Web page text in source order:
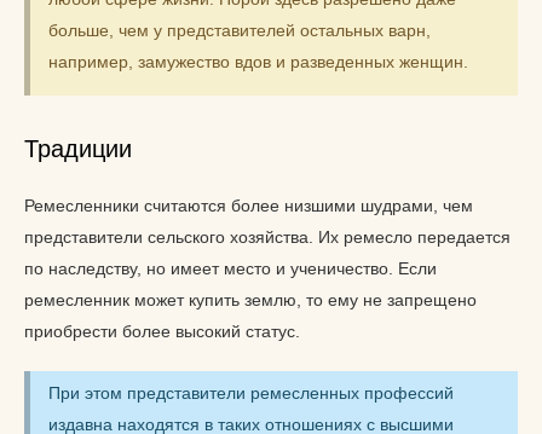
больше, чем у представителей остальных варн,
например, замужество вдов и разведенных женщин.
Традиции
Ремесленники считаются более низшими шудрами, чем
представители сельского хозяйства. Их ремесло передается
по наследству, но имеет место и ученичество. Если
ремесленник может купить землю, то ему не запрещено
приобрести более высокий статус.
При этом представители ремесленных профессий
издавна находятся в таких отношениях с высшими